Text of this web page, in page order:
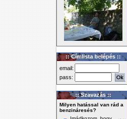
:: Címlista belépés ::
email:
pass:
:: Szavazás ::
Milyen hatással van rád a
benzináresés?